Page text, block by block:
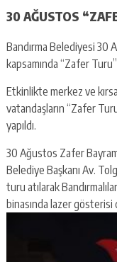
30 AĞUSTOS
Bandırma Belediyesi 30
kapsamında “Zafer
Etkinlikte merkez ve
vatandaşların “Zafer
yapıldı.
30 Ağustos Zafer
Belediye Başkanı Av.
turu atılarak
binasında lazer gösterisi